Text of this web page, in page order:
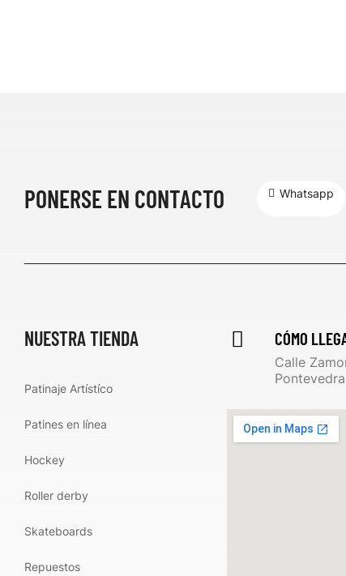
PONERSE EN CONTACTO Whatsapp
NUESTRA TIENDA
Patinaje Artístíco
Patines en línea
Hockey
Roller derby
Skateboards
Repuestos
CÓMO
Calle